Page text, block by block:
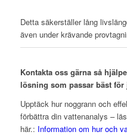
Detta säkerställer lång
även under krävande
Kontakta oss gärna så
lösning som passar bäst för
Upptäck hur noggrann och
förbättra din vattenanalys –
här.: Information om hur och